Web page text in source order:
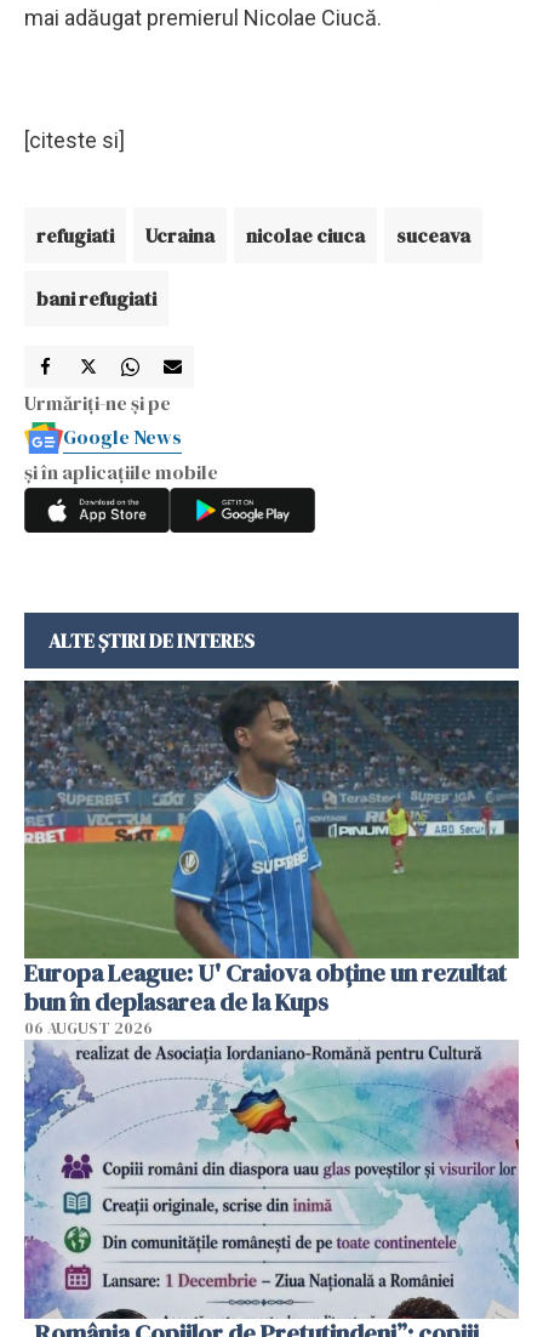
mai adăugat premierul Nicolae Ciucă.
[citeste si]
refugiati Ucraina nicolae ciuca suceava
bani refugiati
Urmăriți-ne și pe
Google News
și în aplicațiile mobile
ALTE ȘTIRI DE INTERES
Europa League: U' Craiova obține un rezultat
bun în deplasarea de la Kups
06 AUGUST 2026